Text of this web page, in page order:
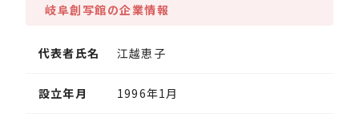
岐阜創写館の企業情報
代表者氏名 江越恵子
設立年月 1996年1月